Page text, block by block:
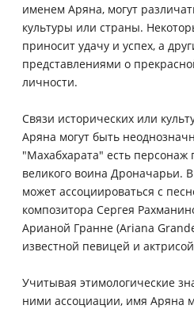
именем Аряна, могут
культуры или страны.
приносит удачу и успех, а
представлениями о
личности.
Связи исторических или
Аряна могут быть
"Махабхарата" есть
великого воина Дроначарьи.
может ассоциироваться с
композитора Сергея
Арианой Гранне (Ariana
известной певицей и
Учитывая этимологические
ними ассоциации, имя Аряна